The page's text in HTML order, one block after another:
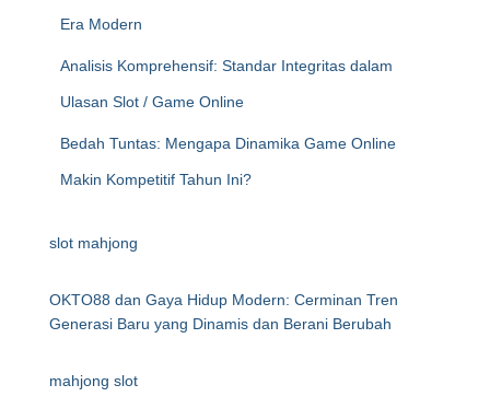
Era Modern
Analisis Komprehensif: Standar Integritas dalam
Ulasan Slot / Game Online
Bedah Tuntas: Mengapa Dinamika Game Online
Makin Kompetitif Tahun Ini?
slot mahjong
OKTO88 dan Gaya Hidup Modern: Cerminan Tren
Generasi Baru yang Dinamis dan Berani Berubah
mahjong slot